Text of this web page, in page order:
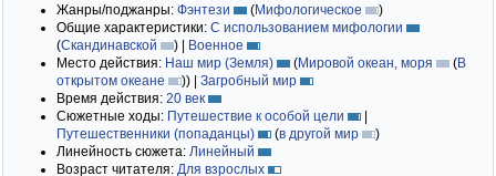
Жанры/поджанры: Фэнтези (Мифологическое
)
Общие характеристики: С использованием мифологии
(Скандинавской ) | Военное
Место действия: Наш мир (Земля) (Мировой океан, моря (В
открытом океане
)) | Загробный мир
Время действия: 20 век
Сюжетные ходы: Путешествие к особой цели
|
Путешественники (попаданцы)
(в другой мир
)
Линейность сюжета: Линейный
Возраст читателя: Для взрослых